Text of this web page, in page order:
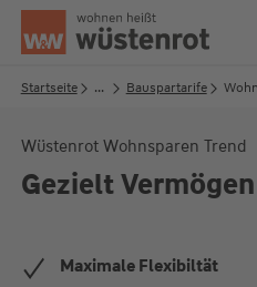
Seitenanfang
Startseite ... Bauspartarife
Wüstenrot Wohnsparen Trend
Gezielt
Maximale Flexibiltät
Unsere Chatzeiten:
Mo bis Do: 9:00 Uhr - 19:00